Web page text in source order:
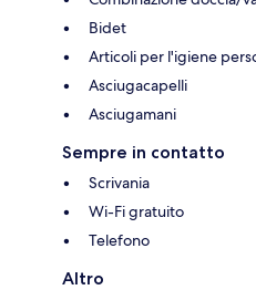
Bidet
Articoli per l'igiene
Asciugacapelli
Asciugamani
Sempre in contatto
Scrivania
Wi-Fi gratuito
Telefono
Altro